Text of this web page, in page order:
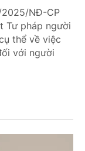
2025/NĐ-CP
Tư pháp người
thể về việc
với người